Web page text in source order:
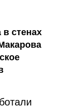
в стенах